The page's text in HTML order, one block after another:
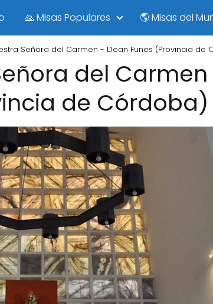
🙏 Misas Populares 🌎 Misas del
Señora del Carmen - Dean Funes (Provincia de
del
de Córdoba)